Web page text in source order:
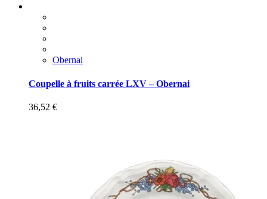
Obernai
Coupelle à fruits carrée LXV – Obernai
36,52 €